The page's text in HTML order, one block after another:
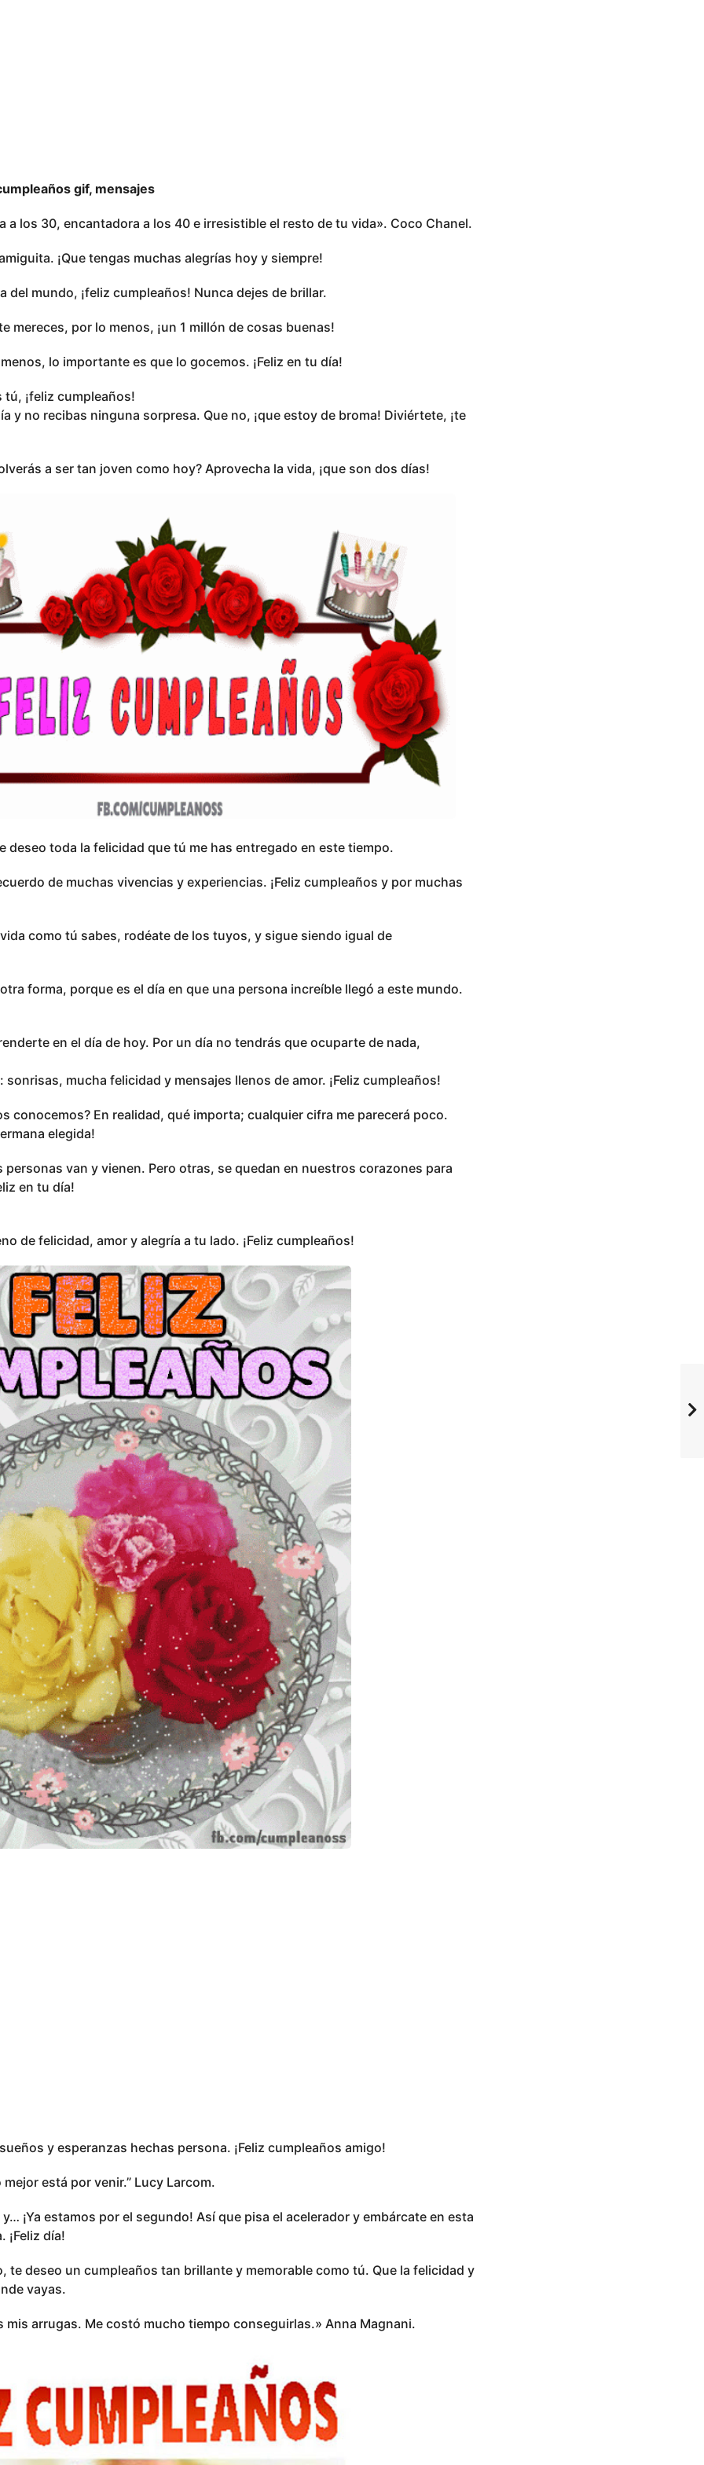
gif, mensajes
a los 30, encantadora a los 40 e irresistible el resto de tu vida». Coco Chanel.
¡Que tengas muchas alegrías hoy y siempre!
del mundo, ¡feliz cumpleaños! Nunca dejes de brillar.
mereces, por lo menos, ¡un 1 millón de cosas buenas!
lo importante es que lo gocemos. ¡Feliz en tu día!
tú, ¡feliz cumpleaños!
y no recibas ninguna sorpresa. Que no, ¡que estoy de broma! Diviértete, ¡te
a ser tan joven como hoy? Aprovecha la vida, ¡que son dos días!
deseo toda la felicidad que tú me has entregado en este tiempo.
de muchas vivencias y experiencias. ¡Feliz cumpleaños y por muchas
vida como tú sabes, rodéate de los tuyos, y sigue siendo igual de
forma, porque es el día en que una persona increíble llegó a este mundo.
en el día de hoy. Por un día no tendrás que ocuparte de nada,
sonrisas, mucha felicidad y mensajes llenos de amor. ¡Feliz cumpleaños!
conocemos? En realidad, qué importa; cualquier cifra me parecerá poco.
elegida!
personas van y vienen. Pero otras, se quedan en nuestros corazones para
en tu día!
de felicidad, amor y alegría a tu lado. ¡Feliz cumpleaños!
y esperanzas hechas persona. ¡Feliz cumpleaños amigo!
mejor está por venir.” Lucy Larcom.
¡Ya estamos por el segundo! Así que pisa el acelerador y embárcate en esta
¡Feliz día!
te deseo un cumpleaños tan brillante y memorable como tú. Que la felicidad y
vayas.
mis arrugas. Me costó mucho tiempo conseguirlas.» Anna Magnani.